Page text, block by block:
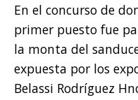
En el concurso de
primer puesto fue
la monta del
expuesta por los
Belassi Rodríguez